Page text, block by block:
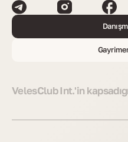
VelesClub Int.'in